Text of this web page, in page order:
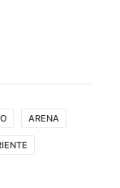
ARENA